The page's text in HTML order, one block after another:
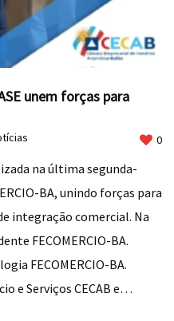
unem forças para
0
na última segunda-
BA, unindo forças para
integração comercial. Na
FECOMERCIO-BA.
FECOMERCIO-BA.
e Serviços CECAB e…